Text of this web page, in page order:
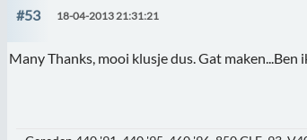
#53 18-04-2013 21:31:21
Many Thanks, mooi klusje dus. Gat maken...Ben